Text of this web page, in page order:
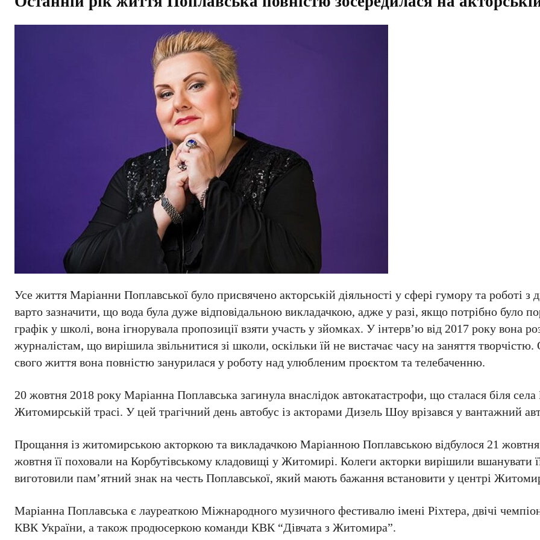
Усе життя Маріанни Поплавської було присвячено акторській діяльності у сфері гумору та роботі з
варто зазначити, що вода була дуже відповідальною викладачкою, адже у разі, якщо потрібно було
графік у школі, вона ігнорувала пропозиції взяти участь у зйомках. У інтерв’ю від 2017 року вона
журналістам, що вирішила звільнитися зі школи, оскільки їй не вистачає часу на заняття творчістю.
свого життя вона повністю занурилася у роботу над улюбленим проєктом та телебаченню.
20 жовтня 2018 року Маріанна Поплавська загинула внаслідок автокатастрофи, що сталася біля
Житомирській трасі. У цей трагічний день автобус із акторами Дизель Шоу врізався у вантажний
Прощання із житомирською акторкою та викладачкою Маріанною Поплавською відбулося 21 жовтня
жовтня її поховали на Корбутівському кладовищі у Житомирі. Колеги акторки вирішили вшанувати
виготовили пам’ятний знак на честь Поплавської, який мають бажання встановити у центрі
Маріанна Поплавська є лауреаткою Міжнародного музичного фестивалю імені Ріхтера, двічі
КВК України, а також продюсеркою команди КВК “Дівчата з Житомира”.